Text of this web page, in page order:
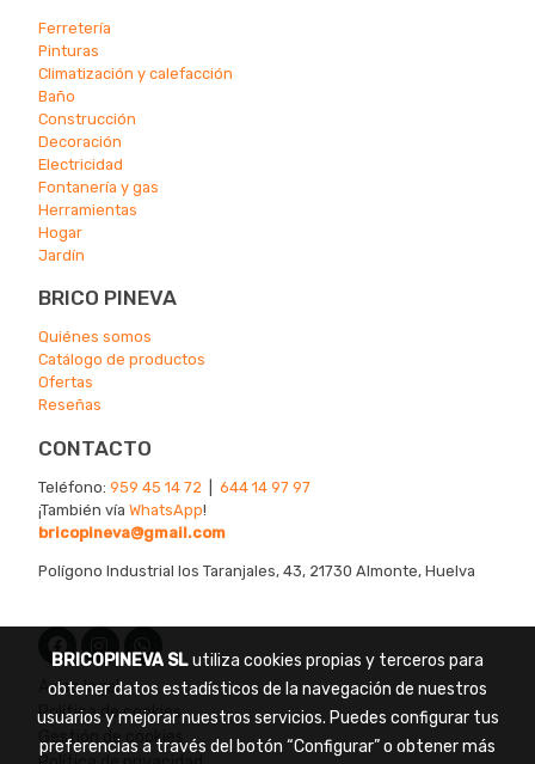
Ferretería
Pinturas
Climatización y calefacción
Baño
Construcción
Decoración
Electricidad
Fontanería y gas
Herramientas
Hogar
Jardín
BRICO PINEVA
Quiénes somos
Catálogo de productos
Ofertas
Reseñas
CONTACTO
Teléfono: 959 45 14 72
644 14 97 97
¡También vía WhatsApp!
bricopineva@gmail.com
Polígono Industrial los Taranjales, 43, 21730 Almonte, Huelva
Aviso legal
Política de cookies
Gestión de cookies
BRICOPINEVA SLutiliza cookies propias y terceros para
obtener datos estadísticos de la navegación de nuestros
usuarios y mejorar nuestros servicios. Puedes configurar tus
preferencias a través del botón “Configurar” o obtener más